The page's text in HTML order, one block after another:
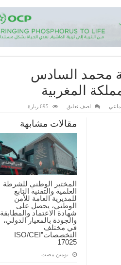
محمد السادس
المغربية
اضف تعليق 695 زيارة
مقالات مشابهة
المختبر الوطني للشرطة
العلمية والتقنية التابع
للمديرية العامة للأمن
الوطني، يحصل على
شهادة الاعتماد والمطابقة
والجودة بالمعيار الدولي،
في مختلف
التخصصات”ISO/CEI
17025
‏يومين مضت